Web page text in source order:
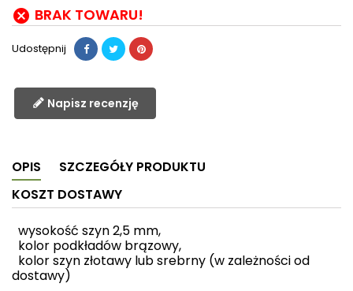
 BRAK TOWARU!
Udostępnij
Napisz recenzję
OPIS
SZCZEGÓŁY PRODUKTU
KOSZT DOSTAWY
wysokość szyn 2,5 mm,
kolor podkładów brązowy,
kolor szyn złotawy lub srebrny (w zależności od
dostawy)